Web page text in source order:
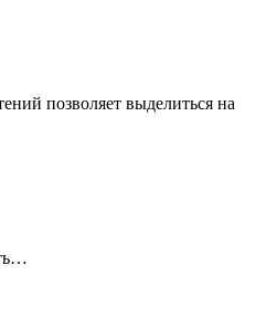
позволяет выделиться на